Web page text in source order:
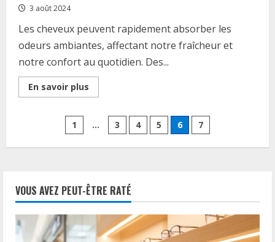
3 août 2024
Les cheveux peuvent rapidement absorber les
odeurs ambiantes, affectant notre fraîcheur et
notre confort au quotidien. Des...
En savoir plus
more
enlever
une
odeur
des
?
Les
secrets
des
huiles
essentielles
Pagination
des
publications
1 … 3 4 5 6 7
VOUS AVEZ PEUT-ÊTRE RATÉ